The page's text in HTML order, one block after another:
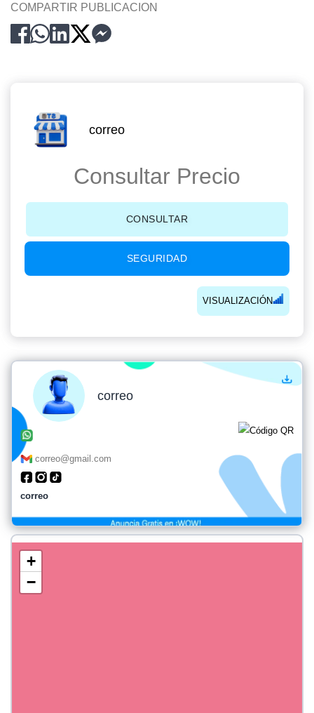
COMPARTIR PUBLICACION
correo
Consultar Precio
CONSULTAR
SEGURIDAD
VISUALIZACIÓN
correo
correo@gmail.com
correo
+
−